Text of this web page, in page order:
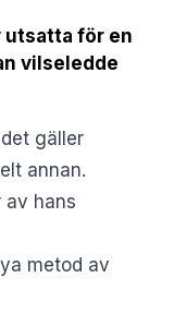
utsatta för en
vilseledde
gäller
annan.
av hans
metod av